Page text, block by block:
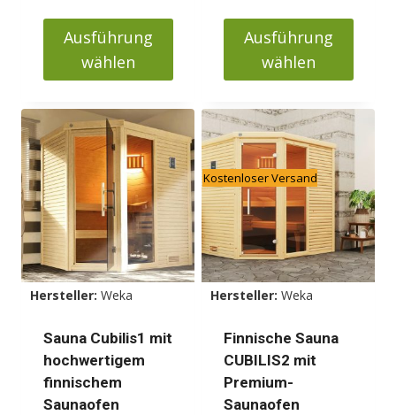
bis
1299000 Ft
Ausführung
wählen
Produkt
weist
mehrere
Varianten
auf.
Die
Optionen
können
auf
der
Produktseite
gewählt
werden
1190000 Ft
Ausführung
wählen
Produkt
weist
mehrere
Varianten
auf.
Die
Optionen
können
auf
der
Produktseite
gewählt
werden
Hersteller: Weka
Sauna Cubilis1 mit
hochwertigem
finnischem
Saunaofen
Kostenloser Versand
Hersteller: Weka
Finnische Sauna
CUBILIS2 mit
Premium-
Saunaofen